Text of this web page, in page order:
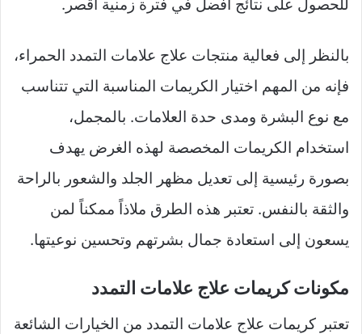
للحصول على نتائج أفضل في فترة زمنية أقصر.
بالنظر إلى فعالية منتجات علاج علامات التمدد الحمراء،
فإنه من المهم اختيار الكريمات المناسبة التي تتناسب
مع نوع البشرة ومدى حدة العلامات. بالمجمل،
استخدام الكريمات المخصصة لهذه الغرض يهدف
بصورة رئيسية إلى تعديل مظهر الجلد والشعور بالراحة
والثقة بالنفس. تعتبر هذه الطرق ملاذاً ممكناً لمن
يسعون إلى استعادة جمال بشرتهم وتحسين نوعيتها.
مكونات كريمات علاج علامات التمدد
تعتبر كريمات علاج علامات التمدد من الخيارات الشائعة